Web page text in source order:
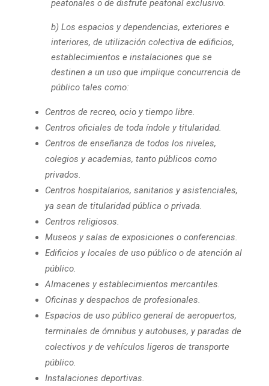
peatonales o de disfrute peatonal exclusivo.
b) Los espacios y dependencias, exteriores e
interiores, de utilización colectiva de edificios,
establecimientos e instalaciones que se
destinen a un uso que implique concurrencia de
público tales como:
Centros de recreo, ocio y tiempo libre.
Centros oficiales de toda índole y titularidad.
Centros de enseñanza de todos los niveles,
colegios y academias, tanto públicos como
privados.
Centros hospitalarios, sanitarios y asistenciales,
ya sean de titularidad pública o privada.
Centros religiosos.
Museos y salas de exposiciones o conferencias.
Edificios y locales de uso público o de atención al
público.
Almacenes y establecimientos mercantiles.
Oficinas y despachos de profesionales.
Espacios de uso público general de aeropuertos,
terminales de ómnibus y autobuses, y paradas de
colectivos y de vehículos ligeros de transporte
público.
Instalaciones deportivas.